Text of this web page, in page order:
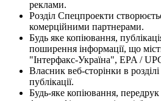
реклами.
Розділ Спецпроекти
комерційними партнерами.
Будь яке копіювання,
поширення інформації, що
"Інтерфакс-Україна", EPA /
Власник веб-сторінки в
публікації.
Будь-яке копіювання, передрук